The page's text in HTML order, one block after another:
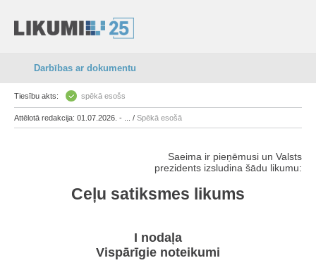
Darbības ar dokumentu
Tiesību akts: spēkā esošs
Attēlotā redakcija: 01.07.2026. - ... / Spēkā esošā
Saeima ir pieņēmusi un Valsts
prezidents izsludina šādu likumu:
Ceļu satiksmes likums
I nodaļa
Vispārīgie noteikumi